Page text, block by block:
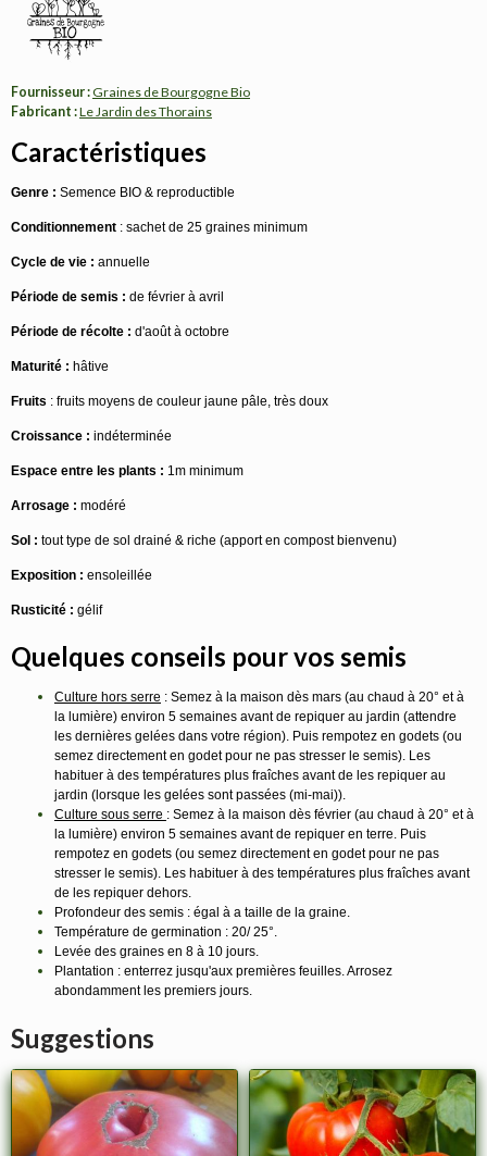
Fournisseur :Graines de Bourgogne Bio
Fabricant :Le Jardin des Thorains
Caractéristiques
Genre : Semence BIO & reproductible
Conditionnement : sachet de 25 graines minimum
Cycle de vie : annuelle
Période de semis : de février à avril
Période de récolte : d'août à octobre
Maturité : hâtive
Fruits : fruits moyens de couleur jaune pâle, très doux
Croissance : indéterminée
Espace entre les plants : 1m minimum
Arrosage : modéré
Sol : tout type de sol drainé & riche (apport en compost bienvenu)
Exposition : ensoleillée
Rusticité : gélif
Quelques conseils pour vos semis
Culture hors serre : Semez à la maison dès mars (au chaud à 20° et à
la lumière) environ 5 semaines avant de repiquer au jardin (attendre
les dernières gelées dans votre région). Puis rempotez en godets (ou
semez directement en godet pour ne pas stresser le semis). Les
habituer à des températures plus fraîches avant de les repiquer au
jardin (lorsque les gelées sont passées (mi-mai)).
Culture sous serre : Semez à la maison dès février (au chaud à 20° et à
la lumière) environ 5 semaines avant de repiquer en terre. Puis
rempotez en godets (ou semez directement en godet pour ne pas
stresser le semis). Les habituer à des températures plus fraîches avant
de les repiquer dehors.
Profondeur des semis : égal à a taille de la graine.
Température de germination : 20/ 25°.
Levée des graines en 8 à 10 jours.
Plantation : enterrez jusqu'aux premières feuilles. Arrosez
abondamment les premiers jours.
Suggestions